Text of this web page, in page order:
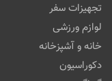
تجهیزات سفر
لوازم ورزشی
خانه و آشپزخانه
دکوراسیون